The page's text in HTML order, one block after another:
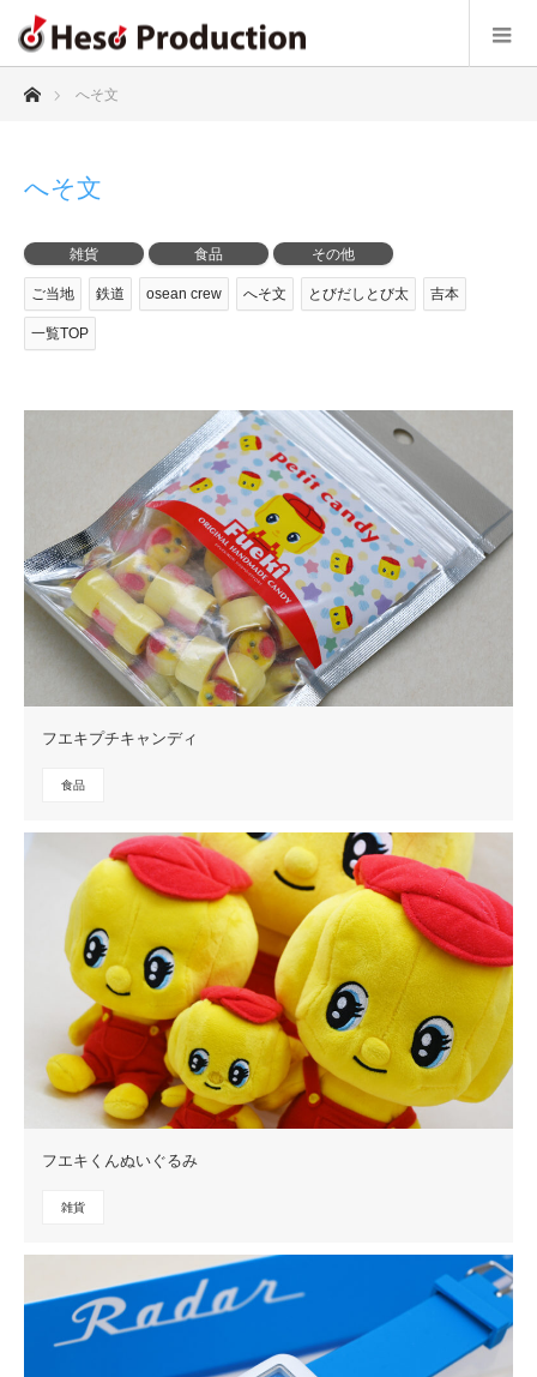
ホームへそ文
へそ文
雑貨 食品 その他
ご当地 鉄道 osean crew へそ文 とびだしとび太 吉本
一覧TOP
フエキプチキャンディ
食品
フエキくんぬいぐるみ
雑貨